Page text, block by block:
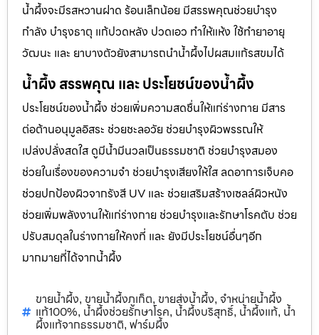
น้ำผึ้งจะมีรสหวานฝาด ร้อนเล็กน้อย มีสรรพคุณช่วยบำรุง
กำลัง บำรุงธาตุ แก้ปวดหลัง ปวดเอว ทำให้แห้ง ใช้ทำยาอายุ
วัฒนะ และ ยาบางตัวยังสามารถนำน้ำผึ้งไปผสมแก้รสขมได้
น้ำผึ้ง สรรพคุณ และ ประโยชน์ของน้ำผึ้ง
ประโยชน์ของน้ำผึ้ง ช่วยเพิ่มความสดชื่นให้แก่ร่างกาย มีสาร
ต่อต้านอนุมูลอิสระ ช่วยชะลอวัย ช่วยบำรุงผิวพรรณให้
เปล่งปลั่งสดใส ดูมีน้ำมีนวลเป็นธรรมชาติ ช่วยบำรุงสมอง
ช่วยในเรื่องของความจำ ช่วยบำรุงเสียงให้ใส ลดอาการเจ็บคอ
ช่วยปกป้องผิวจากรังสี UV และ ช่วยเสริมสร้างเซลล์ผิวหนัง
ช่วยเพิ่มพลังงานให้แก่ร่างกาย ช่วยบำรุงและรักษาโรคตับ ช่วย
ปรับสมดุลในร่างกายให้คงที่ และ ยังมีประโยชน์อื่นๆอีก
มากมายที่ได้จากน้ำผึ้ง
ขายน้ำผึ้ง, ขายน้ำผึ้งภูเก็ต, ขายส่งน้ำผึ้ง, จำหน่ายน้ำผึ้ง
แท้100%, น้ำผึ้งช่วยรักษาโรค, น้ำผึ้งบริสุทธิ์, น้ำผึ้งแท้, น้ำ
ผึ้งแท้จากธรรมชาติ, ฟาร์มผึ้ง